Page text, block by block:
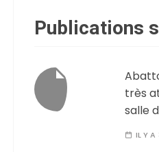
Publications
très
salle
IL Y A